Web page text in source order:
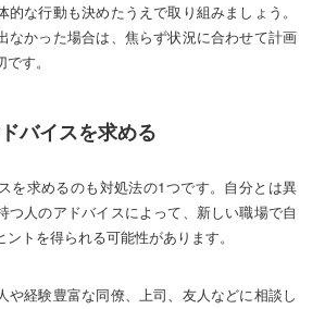
的な行動も決めたうえで取り組みましょう。
なかった場合は、焦らず状況に合わせて計画
す。
バイスを求める
を求めるのも対処法の1つです。自分とは異
つ人のアドバイスによって、新しい職場で自
トを得られる可能性があります。
や経験豊富な同僚、上司、友人などに相談し